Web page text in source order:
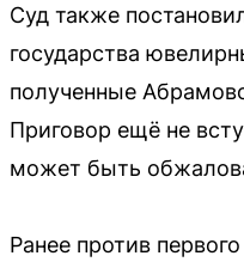
Суд также
государства
полученные
Приговор ещё не
может быть
Ранее против